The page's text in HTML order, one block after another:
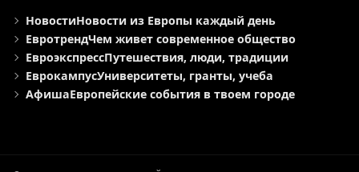
НовостиНовости из Европы каждый день
ЕвротрендЧем живет современное общество
ЕвроэкспрессПутешествия, люди, традиции
ЕврокампусУниверситеты, гранты, учеба
АфишаЕвропейские события в твоем городе